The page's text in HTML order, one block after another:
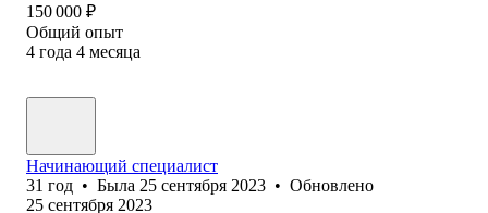
150 000 ₽
Общий опыт
4 года 4 месяца
Начинающий специалист
31 год • Была 25 сентября 2023 • Обновлено
25 сентября 2023